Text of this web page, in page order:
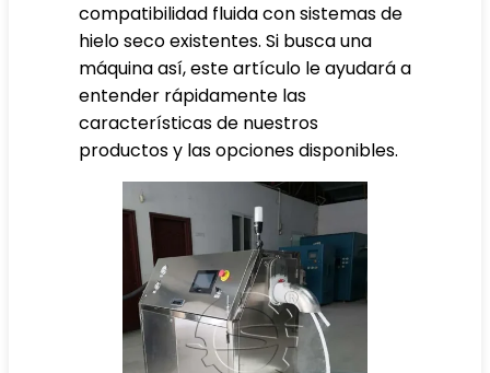
compatibilidad fluida con sistemas de
hielo seco existentes. Si busca una
máquina así, este artículo le ayudará a
entender rápidamente las
características de nuestros
productos y las opciones disponibles.